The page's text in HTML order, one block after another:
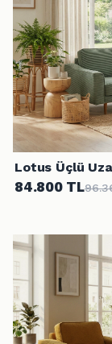
Lotus Üçlü
84.800 TL